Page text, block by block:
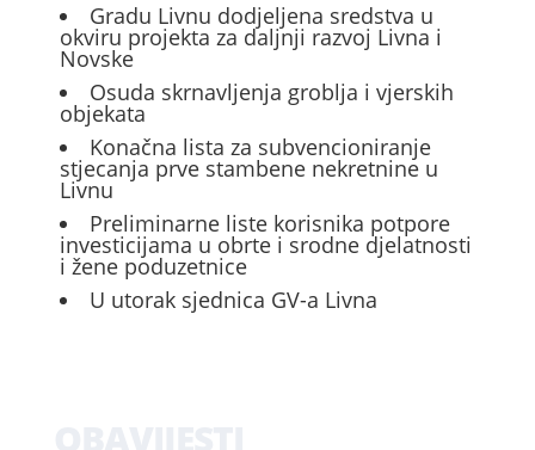
Gradu Livnu dodjeljena sredstva u
okviru projekta za daljnji razvoj Livna i
Novske
Osuda skrnavljenja groblja i vjerskih
objekata
Konačna lista za subvencioniranje
stjecanja prve stambene nekretnine u
Livnu
Preliminarne liste korisnika potpore
investicijama u obrte i srodne djelatnosti
i žene poduzetnice
U utorak sjednica GV-a Livna